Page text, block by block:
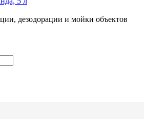
дезодорации и мойки объектов